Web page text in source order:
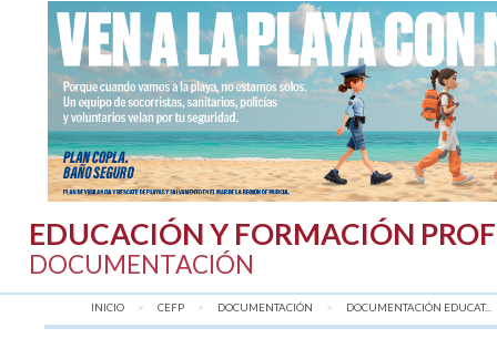
EDUCACIÓN Y FORMACIÓN
DOCUMENTACIÓN
INICIO CEFP DOCUMENTACIÓN DOCUMENTACIÓN EDUCAT...